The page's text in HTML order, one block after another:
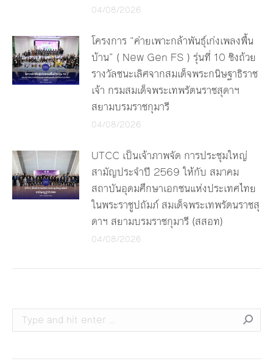
04/08/2026
โครงการ “ค่ายเพาะกล้าพันธุ์เก่งเพลงพื้น
บ้าน” ( New Gen FS ) รุ่นที่ 10 ชิงถ้วย
รางวัลชนะเลิศจากสมเด็จพระกนิษฐาธิราช
เจ้า กรมสมเด็จพระเทพรัตนราชสุดาฯ
สยามบรมราชกุมารี
04/08/2026
UTCC เป็นเจ้าภาพจัด การประชุมใหญ่
สามัญประจำปี 2569 ให้กับ สมาคม
สถาบันอุดมศึกษาเอกชนแห่งประเทศไทย
ในพระราชูปถัมภ์ สมเด็จพระเทพรัตนราชสุ
ดาฯ สยามบรมราชกุมารี (สสอท)
04/08/2026
Search: